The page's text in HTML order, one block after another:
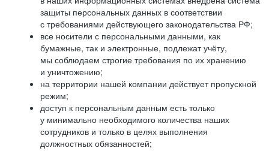
защиты персональных данных в соответствии
с требованиями действующего законодательства РФ;
все носители с персональными данными, как
бумажные, так и электронные, подлежат учёту,
мы соблюдаем строгие требования по их хранению
и уничтожению;
на территории нашей компании действует пропускной
режим;
доступ к персональным данным есть только
у минимально необходимого количества наших
сотрудников и только в целях выполнения
должностных обязанностей;